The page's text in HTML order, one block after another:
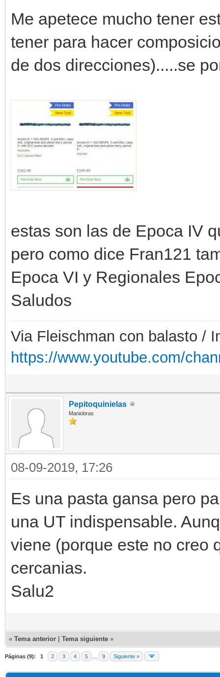
Me apetece mucho tener
tener para hacer
de dos direcciones).....se
estas son las de Epoca IV
pero como dice Fran121
Epoca VI y Regionales
Saludos
Via Fleischman con balasto /
https://www.youtube.com/
Pepitoquinielas
Maniobras
08-09-2019, 17:26
Es una pasta gansa pero
una UT indispensable.
viene (porque este no creo
cercanias.
Salu2
« Tema anterior | Tema siguiente »
Páginas (9): 1 2 3 4 5 9 Siguiente »